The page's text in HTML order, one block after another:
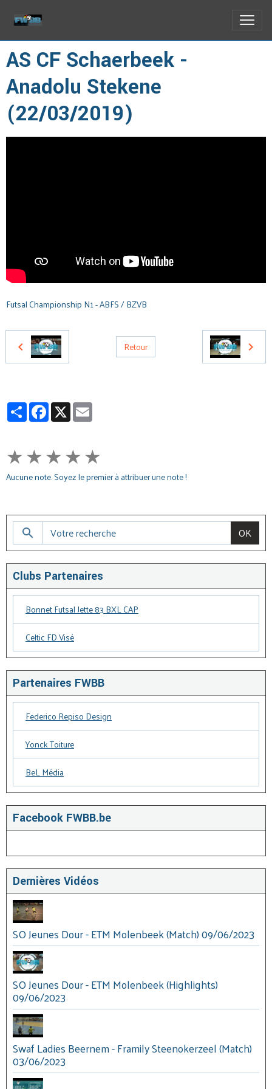
AS CF Schaerbeek -
Anadolu Stekene
(22/03/2019)
Futsal Championship N1 - ABFS / BZVB
Retour
PartagerFacebook
X
★★★★★
Aucune note. Soyez le premier à attribuer une note !
OK
Clubs Partenaires
Bonnet Futsal Jette 83 BXL CAP
Celtic FD Visé
Partenaires FWBB
Federico Repiso Design
Yonck Toiture
BeL Média
Facebook FWBB.be
Dernières Vidéos
SO Jeunes Dour - ETM Molenbeek (Match) 09/06/2023
SO Jeunes Dour - ETM Molenbeek (Highlights)
09/06/2023
Swaf Ladies Beernem - Framily Steenokerzeel (Match)
03/06/2023